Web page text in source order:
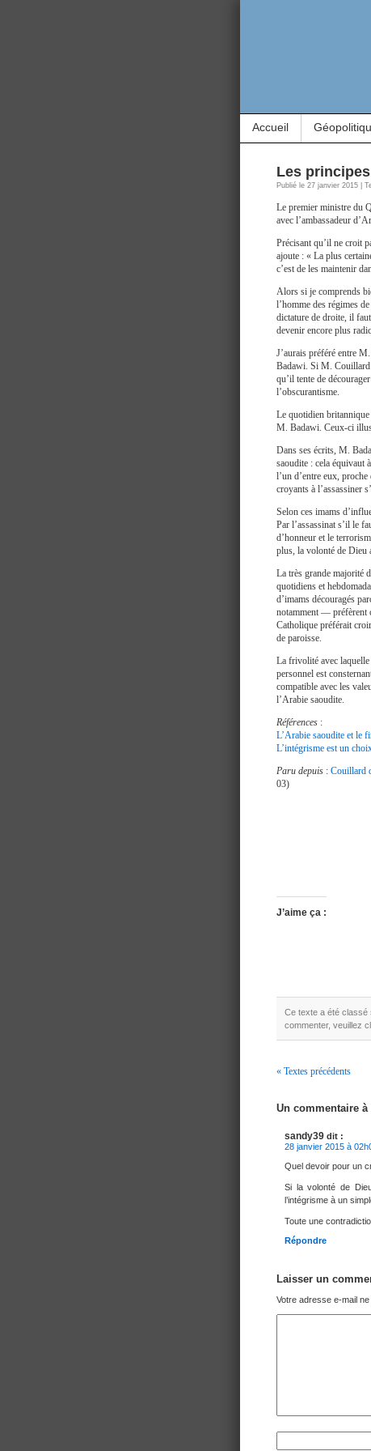
Accueil
Les
Publié le 27 janvier 2015 |
Le premier ministre du
avec l’ambassadeur
Précisant qu’il ne croit
ajoute : « La plus
c’est de les maintenir
Alors si je comprends
l’homme des régimes
dictature de droite, il
devenir encore plus
J’aurais préféré entre
Badawi. Si M. Couillard
qu’il tente de
l’obscurantisme.
Le quotidien britannique
M. Badawi. Ceux-ci
Dans ses écrits, M.
saoudite : cela équivaut
l’un d’entre eux,
croyants à l’assassiner
Selon ces imams
Par l’assassinat s’il le
d’honneur et le
plus, la volonté de Dieu
La très grande majorité
quotidiens et
d’imams découragés
notamment — préfèrent
Catholique préférait
de paroisse.
La frivolité avec
personnel est
compatible avec les
l’Arabie saoudite.
Références :
L’Arabie saoudite et le
L’intégrisme est un
Paru depuis : Couillard
03)
J’aime ça :
Ce texte a été classé
commenter, veuillez
« Textes précédents
Un commentaire à
sandy39 dit :
28 janvier 2015 à
Quel devoir pour un
Si la volonté de
l’intégrisme à un
Toute une
Répondre
Laisser un
Votre adresse e-mail